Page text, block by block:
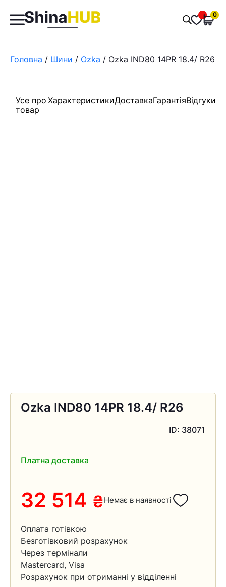
Пошук
товарів
0
Головна / Шини / Ozka / Ozka IND80 14PR 18.4/ R26
Усе про
товар
ХарактеристикиДоставкаГарантіяВідгуки
Ozka IND80 14PR 18.4/ R26
ID: 38071
Платна доставка
32 514 ₴Немає в наявності
Оплата готівкою
Безготівковий розрахунок
Через термінали
Mastercard, Visa
Розрахунок при отриманні у відділенні